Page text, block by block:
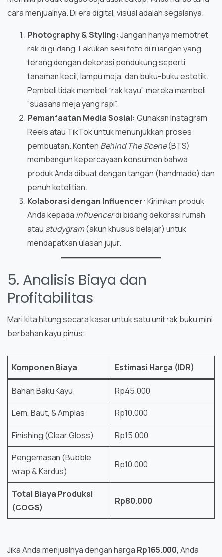
cara menjualnya. Di era digital, visual adalah segalanya.
Photography & Styling: Jangan hanya memotret
rak di gudang. Lakukan sesi foto di ruangan yang
terang dengan dekorasi pendukung seperti
tanaman kecil, lampu meja, dan buku-buku estetik.
Pembeli tidak membeli “rak kayu”, mereka membeli
“suasana meja yang rapi”.
Pemanfaatan Media Sosial: Gunakan Instagram
Reels atau TikTok untuk menunjukkan proses
pembuatan. Konten Behind The Scene(BTS)
membangun kepercayaan konsumen bahwa
produk Anda dibuat dengan tangan (handmade) dan
penuh ketelitian.
Kolaborasi dengan Influencer: Kirimkan produk
Anda kepada influencerdi bidang dekorasi rumah
atau studygram(akun khusus belajar) untuk
mendapatkan ulasan jujur.
5. Analisis Biaya dan
Profitabilitas
Mari kita hitung secara kasar untuk satu unit rak buku mini
berbahan kayu pinus:
Komponen Biaya Estimasi Harga (IDR)
Bahan Baku Kayu Rp45.000
Lem, Baut, & Amplas Rp10.000
Finishing (Clear Gloss) Rp15.000
Pengemasan (Bubble
wrap & Kardus)
Rp10.000
Total Biaya Produksi
(COGS)
Rp80.000
Jika Anda menjualnya dengan harga Rp165.000, Anda